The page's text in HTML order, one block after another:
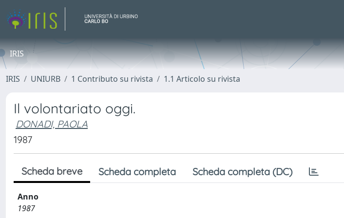
IRIS
IRIS UNIURB 1 Contributo su rivista 1.1 Articolo su rivista
Il volontariato oggi.
DONADI, PAOLA
1987
Scheda breve Scheda completa Scheda completa (DC)
Anno
1987